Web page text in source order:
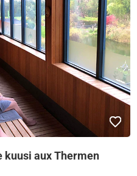
kuusi aux Thermen